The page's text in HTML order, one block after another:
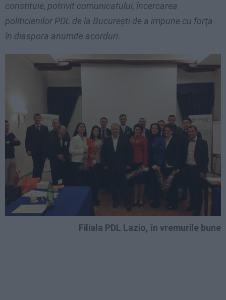
constituie, potrivit comunicatului, încercarea
politicienilor PDL de la Bucureşti de a impune cu forţa
în diaspora anumite acorduri.
Filiala PDL Lazio, în vremurile bune